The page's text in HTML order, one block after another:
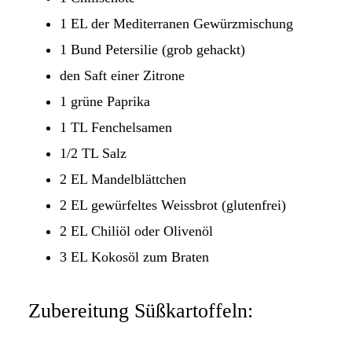
1 EL der Mediterranen Gewürzmischung
1 Bund Petersilie (grob gehackt)
den Saft einer Zitrone
1 grüne Paprika
1 TL Fenchelsamen
1/2 TL Salz
2 EL Mandelblättchen
2 EL gewürfeltes Weissbrot (glutenfrei)
2 EL Chiliöl oder Olivenöl
3 EL Kokosöl zum Braten
Zubereitung Süßkartoffeln: